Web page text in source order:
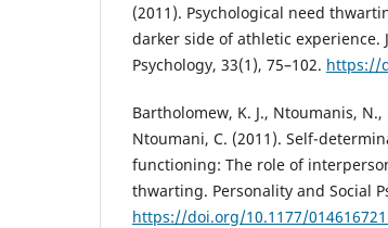
(2011). Psychological need
darker side of athletic experience.
Psychology, 33(1), 75–102. https://
Bartholomew, K. J., Ntoumanis, N.,
Ntoumani, C. (2011). Self-
functioning: The role of
thwarting. Personality and Social
https://doi.org/10.1177/